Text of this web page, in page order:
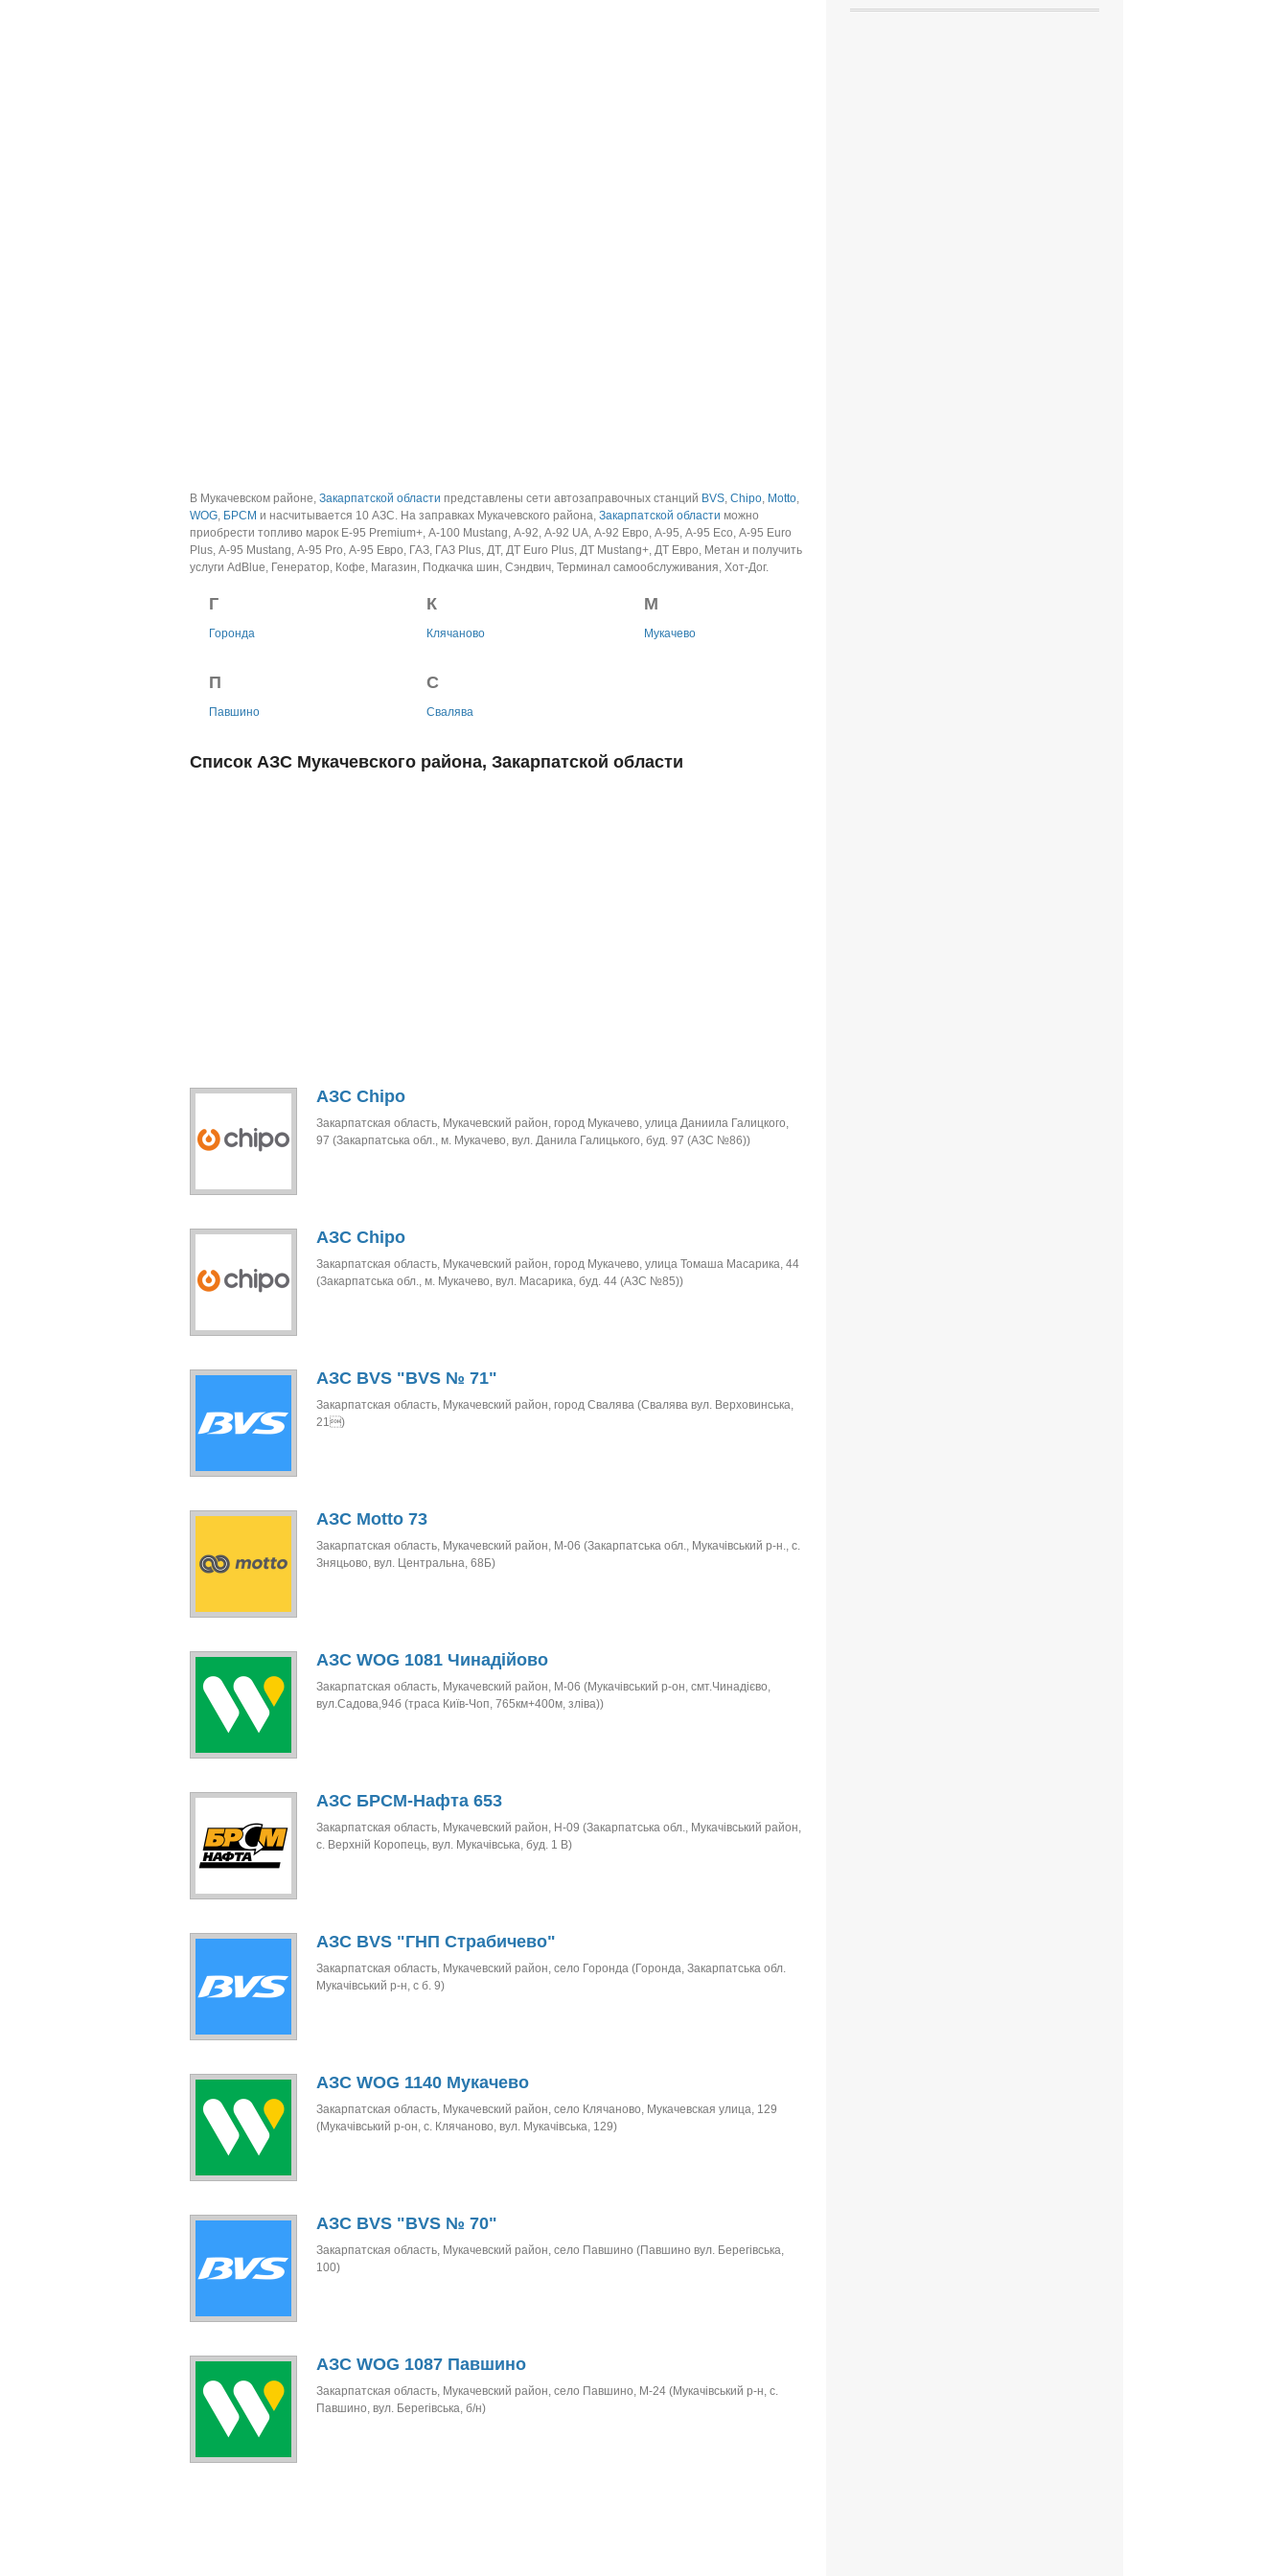
В Мукачевском районе, Закарпатской области представлены сети автозаправочных станций BVS, Chipo, Motto,
WOG, БРСМ и насчитывается 10 АЗС. На заправках Мукачевского района, Закарпатской области можно
приобрести топливо марок E-95 Premium+, А-100 Mustang, А-92, А-92 UA, А-92 Евро, А-95, А-95 Eco, А-95 Euro
Plus, А-95 Mustang, А-95 Pro, А-95 Евро, ГАЗ, ГАЗ Plus, ДТ, ДТ Euro Plus, ДТ Mustang+, ДТ Евро, Метан и получить
услуги AdBlue, Генератор, Кофе, Магазин, Подкачка шин, Сэндвич, Терминал самообслуживания, Хот-Дог.
Г
Горонда
К
Клячаново
М
Мукачево
П
Павшино
С
Свалява
Список АЗС Мукачевского района, Закарпатской области
АЗС Chipo
Закарпатская область, Мукачевский район, город Мукачево, улица Даниила Галицкого,
97 (Закарпатська обл., м. Мукачево, вул. Данила Галицького, буд. 97 (АЗС №86))
АЗС Chipo
Закарпатская область, Мукачевский район, город Мукачево, улица Томаша Масарика, 44
(Закарпатська обл., м. Мукачево, вул. Масарика, буд. 44 (АЗС №85))
АЗС BVS "BVS № 71"
Закарпатская область, Мукачевский район, город Свалява (Свалява вул. Верховинська,
21)
АЗС Motto 73
Закарпатская область, Мукачевский район, М-06 (Закарпатська обл., Мукачівський р-н., с.
Зняцьово, вул. Центральна, 68Б)
АЗС WOG 1081 Чинадійово
Закарпатская область, Мукачевский район, М-06 (Мукачівський р-он, смт.Чинадієво,
вул.Садова,94б (траса Київ-Чоп, 765км+400м, зліва))
АЗС БРСМ-Нафта 653
Закарпатская область, Мукачевский район, Н-09 (Закарпатська обл., Мукачівський район,
с. Верхній Коропець, вул. Мукачівська, буд. 1 В)
АЗС BVS "ГНП Страбичево"
Закарпатская область, Мукачевский район, село Горонда (Горонда, Закарпатська обл.
Мукачівський р-н, с б. 9)
АЗС WOG 1140 Мукачево
Закарпатская область, Мукачевский район, село Клячаново, Мукачевская улица, 129
(Мукачівський р-он, с. Клячаново, вул. Мукачівська, 129)
АЗС BVS "BVS № 70"
Закарпатская область, Мукачевский район, село Павшино (Павшино вул. Берегівська,
100)
АЗС WOG 1087 Павшино
Закарпатская область, Мукачевский район, село Павшино, М-24 (Мукачівський р-н, с.
Павшино, вул. Берегівська, б/н)